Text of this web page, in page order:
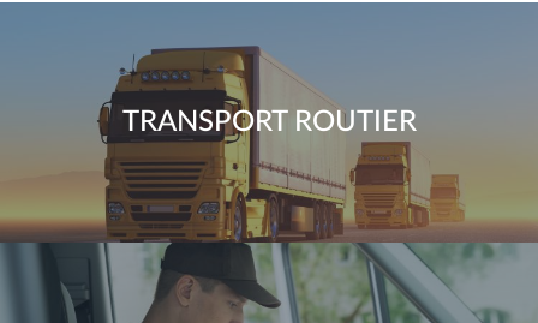
TRANSPORT ROUTIER